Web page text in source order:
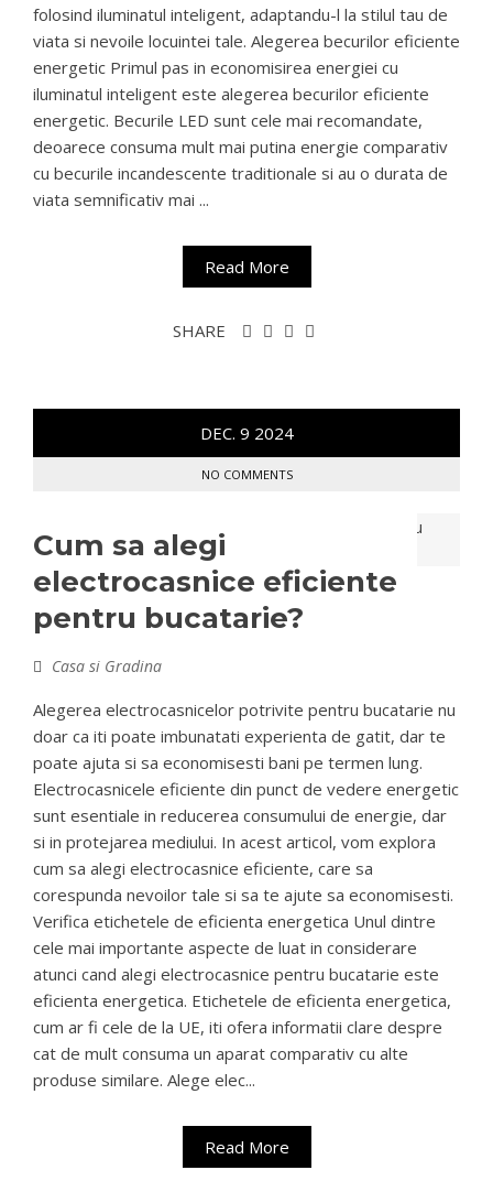
folosind iluminatul inteligent, adaptandu-l la stilul tau de
viata si nevoile locuintei tale. Alegerea becurilor eficiente
energetic Primul pas in economisirea energiei cu
iluminatul inteligent este alegerea becurilor eficiente
energetic. Becurile LED sunt cele mai recomandate,
deoarece consuma mult mai putina energie comparativ
cu becurile incandescente traditionale si au o durata de
viata semnificativ mai ...
Read More
SHARE
DEC. 9 2024
NO COMMENTS
Cum sa alegi
electrocasnice eficiente
pentru bucatarie?
Casa si Gradina
Alegerea electrocasnicelor potrivite pentru bucatarie nu
doar ca iti poate imbunatati experienta de gatit, dar te
poate ajuta si sa economisesti bani pe termen lung.
Electrocasnicele eficiente din punct de vedere energetic
sunt esentiale in reducerea consumului de energie, dar
si in protejarea mediului. In acest articol, vom explora
cum sa alegi electrocasnice eficiente, care sa
corespunda nevoilor tale si sa te ajute sa economisesti.
Verifica etichetele de eficienta energetica Unul dintre
cele mai importante aspecte de luat in considerare
atunci cand alegi electrocasnice pentru bucatarie este
eficienta energetica. Etichetele de eficienta energetica,
cum ar fi cele de la UE, iti ofera informatii clare despre
cat de mult consuma un aparat comparativ cu alte
produse similare. Alege elec...
Read More